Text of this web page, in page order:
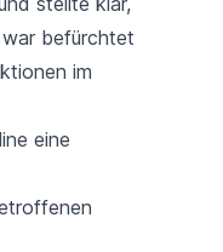
befürchtet
im
eine